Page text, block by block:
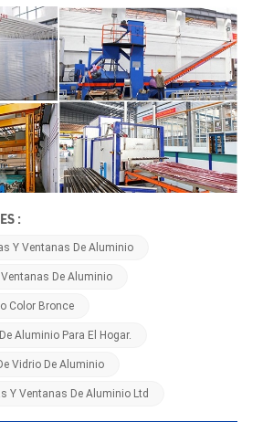
:
Y Ventanas De Aluminio
De Aluminio
Color Bronce
Aluminio Para El Hogar.
Vidrio De Aluminio
Y Ventanas De Aluminio Ltd